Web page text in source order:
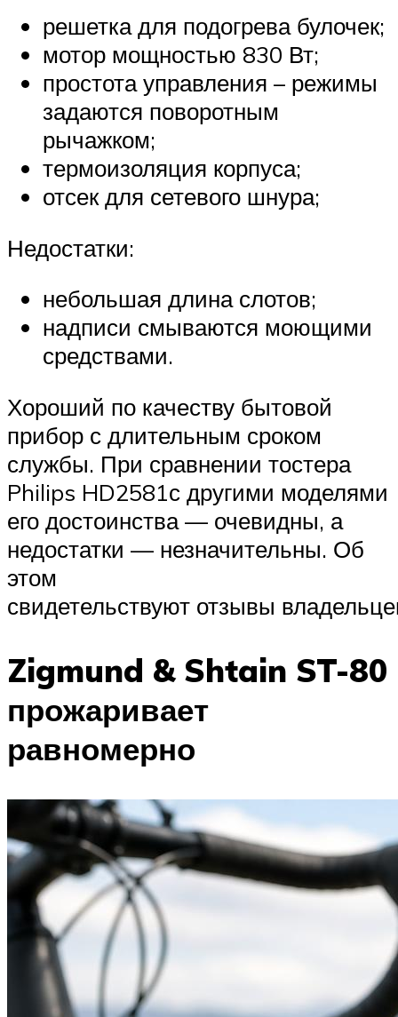
решетка для подогрева булочек;
мотор мощностью 830 Вт;
простота управления – режимы
задаются поворотным
рычажком;
термоизоляция корпуса;
отсек для сетевого шнура;
Недостатки:
небольшая длина слотов;
надписи смываются моющими
средствами.
Хороший по качеству бытовой
прибор с длительным сроком
службы. При сравнении тостера
Philips HD2581с другими моделями
его достоинства — очевидны, а
недостатки — незначительны. Об
этом
свидетельствуют отзывы
Zigmund & Shtain ST-80
прожаривает
равномерно